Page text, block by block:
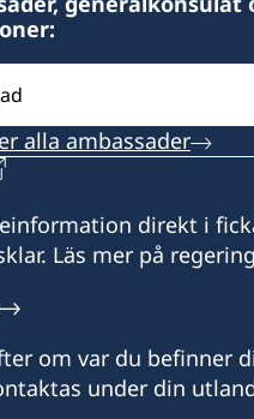
alla ambassader
direkt i
Läs mer på
om var du befinner
under din